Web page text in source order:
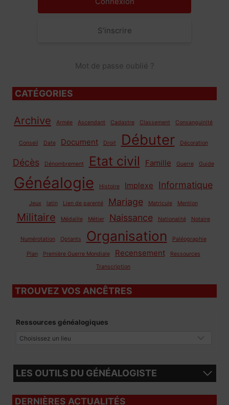
S’inscrire
Mot de passe oublié ?
CATÉGORIES
Archive Armée Ascendant Cadastre Classement Consanguinité
Conseil Date Document Droit Débuter Décoration
Décès Dénombrement Etat civil Famille Guerre Guide
Généalogie Histoire Implexe Informatique
Jeux latin Lien de parenté Mariage Matricule Mention
Militaire Médaille Métier Naissance Nationalité Notaire
Numérotation Optants Organisation Paléographie
Plan Première Guerre Mondiale Recensement
Ressources
Transcription
TROUVEZ VOS ANCÊTRES
Ressources généalogiques
LES OUTILS DU GÉNÉALOGISTE
DERNIÈRES ACTUALITÉS